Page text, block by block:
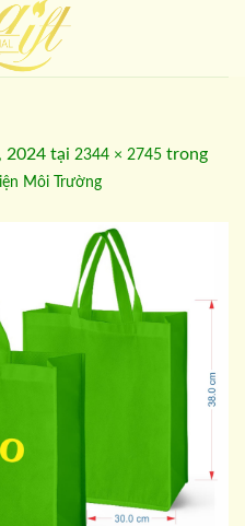
2024 tại 2344 × 2745 trong
Môi Trường